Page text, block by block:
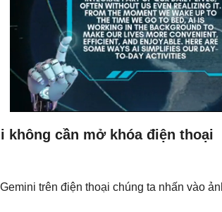
không cần mở khóa điện thoại
trên điện thoại chúng ta nhấn vào